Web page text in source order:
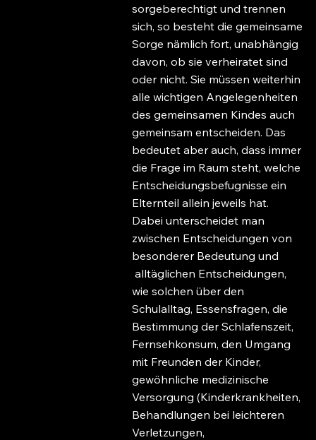
sorgeberechtigt und trennen
sich, so besteht die gemeinsame
Sorge nämlich fort, unabhängig
davon, ob sie verheiratet sind
oder nicht. Sie müssen weiterhin
alle wichtigen Angelegenheiten
des gemeinsamen Kindes auch
gemeinsam entscheiden. Das
bedeutet aber auch, dass immer
die Frage im Raum steht, welche
Entscheidungsbefugnisse ein
Elternteil allein jeweils hat.
Dabei unterscheidet man
zwischen Entscheidungen von
besonderer Bedeutung und
alltäglichen Entscheidungen,
wie solchen über den
Schulalltag, Essensfragen, die
Bestimmung der Schlafenszeit,
Fernsehkonsum, den Umgang
mit Freunden der Kinder,
gewöhnliche medizinische
Versorgung (Kinderkrankheiten,
Behandlungen bei leichteren
Verletzungen,